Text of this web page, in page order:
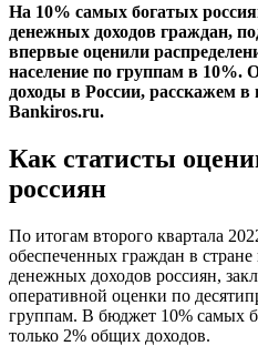
На 10% самых богатых
денежных доходов граждан,
впервые оценили
население по группам в 10%.
доходы в России, расскажем в
Bankiros.ru.
Как статисты
россиян
По итогам второго квартала
обеспеченных граждан в стране
денежных доходов россиян,
оперативной оценки по
группам. В бюджет 10% самых
только 2% общих доходов.